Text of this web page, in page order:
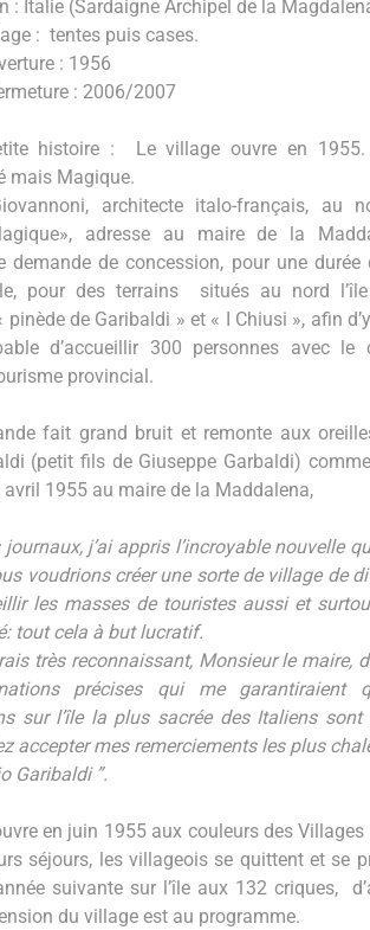
: Italie (Sardaigne Archipel de la
: tentes puis cases.
: 1956
: 2006/2007
histoire : Le village ouvre en 1955.
mais Magique.
architecte italo-français, au
adresse au maire de la
demande de concession, pour une
pour des terrains situés au nord
pinède de Garibaldi » et « I Chiusi », afin
d’accueillir 300 personnes avec le
provincial.
fait grand bruit et remonte aux
(petit fils de Giuseppe Garbaldi)
avril 1955 au maire de la Maddalena,
j’ai appris l’incroyable nouvelle
voudrions créer une sorte de village de
les masses de touristes aussi et
tout cela à but lucratif.
très reconnaissant, Monsieur le maire,
précises qui me garantiraient
sur l’île la plus sacrée des Italiens sont
accepter mes remerciements les plus
Garibaldi ”.
en juin 1955 aux couleurs des
séjours, les villageois se quittent et se
suivante sur l’île aux 132 criques,
du village est au programme.